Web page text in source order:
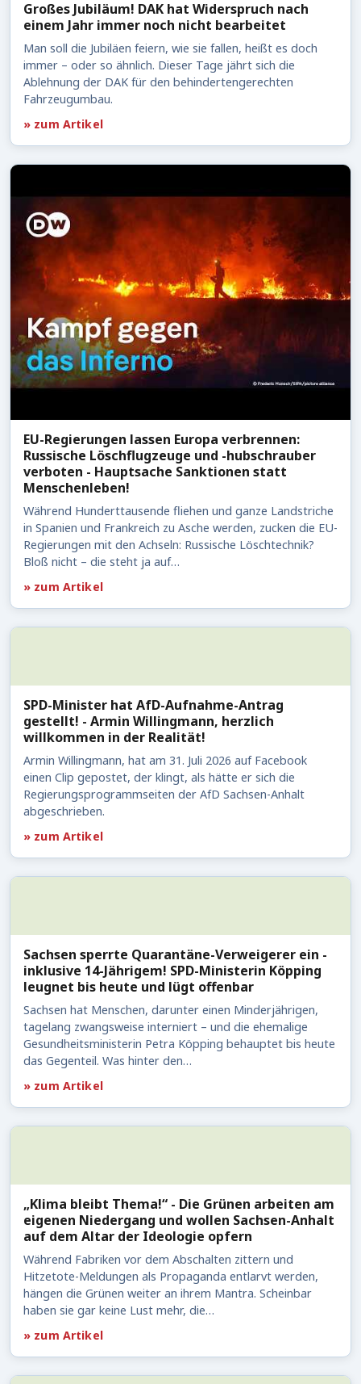
Großes Jubiläum! DAK hat Widerspruch nach
einem Jahr immer noch nicht bearbeitet
Man soll die Jubiläen feiern, wie sie fallen, heißt es doch
immer – oder so ähnlich. Dieser Tage jährt sich die
Ablehnung der DAK für den behindertengerechten
Fahrzeugumbau.
» zum Artikel
EU-Regierungen lassen Europa verbrennen:
Russische Löschflugzeuge und -hubschrauber
verboten - Hauptsache Sanktionen statt
Menschenleben!
Während Hunderttausende fliehen und ganze Landstriche
in Spanien und Frankreich zu Asche werden, zucken die EU-
Regierungen mit den Achseln: Russische Löschtechnik?
Bloß nicht – die steht ja auf…
» zum Artikel
SPD-Minister hat AfD-Aufnahme-Antrag
gestellt! - Armin Willingmann, herzlich
willkommen in der Realität!
Armin Willingmann, hat am 31. Juli 2026 auf Facebook
einen Clip gepostet, der klingt, als hätte er sich die
Regierungsprogrammseiten der AfD Sachsen-Anhalt
abgeschrieben.
» zum Artikel
Sachsen sperrte Quarantäne-Verweigerer ein -
inklusive 14-Jährigem! SPD-Ministerin Köpping
leugnet bis heute und lügt offenbar
Sachsen hat Menschen, darunter einen Minderjährigen,
tagelang zwangsweise interniert – und die ehemalige
Gesundheitsministerin Petra Köpping behauptet bis heute
das Gegenteil. Was hinter den…
» zum Artikel
„Klima bleibt Thema!“ - Die Grünen arbeiten am
eigenen Niedergang und wollen Sachsen-Anhalt
auf dem Altar der Ideologie opfern
Während Fabriken vor dem Abschalten zittern und
Hitzetote-Meldungen als Propaganda entlarvt werden,
hängen die Grünen weiter an ihrem Mantra. Scheinbar
haben sie gar keine Lust mehr, die…
» zum Artikel